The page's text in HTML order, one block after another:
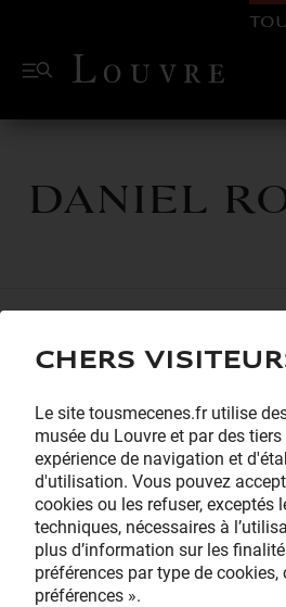
Daniel
Avec le
exceptionnel
Chers
Le site tousmecenes.fr utilise
musée du Louvre et par des
expérience de navigation et
d'utilisation. Vous pouvez
cookies ou les refuser, exceptés
techniques, nécessaires à
plus d’information sur les
préférences par type de cookies,
préférences ».